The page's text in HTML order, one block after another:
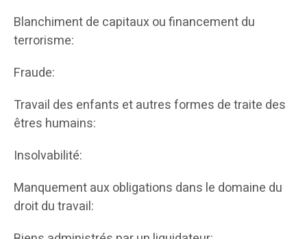
Blanchiment de capitaux ou financement du
terrorisme:
Fraude:
Travail des enfants et autres formes de traite des
êtres humains:
Insolvabilité:
Manquement aux obligations dans le domaine du
droit du travail: